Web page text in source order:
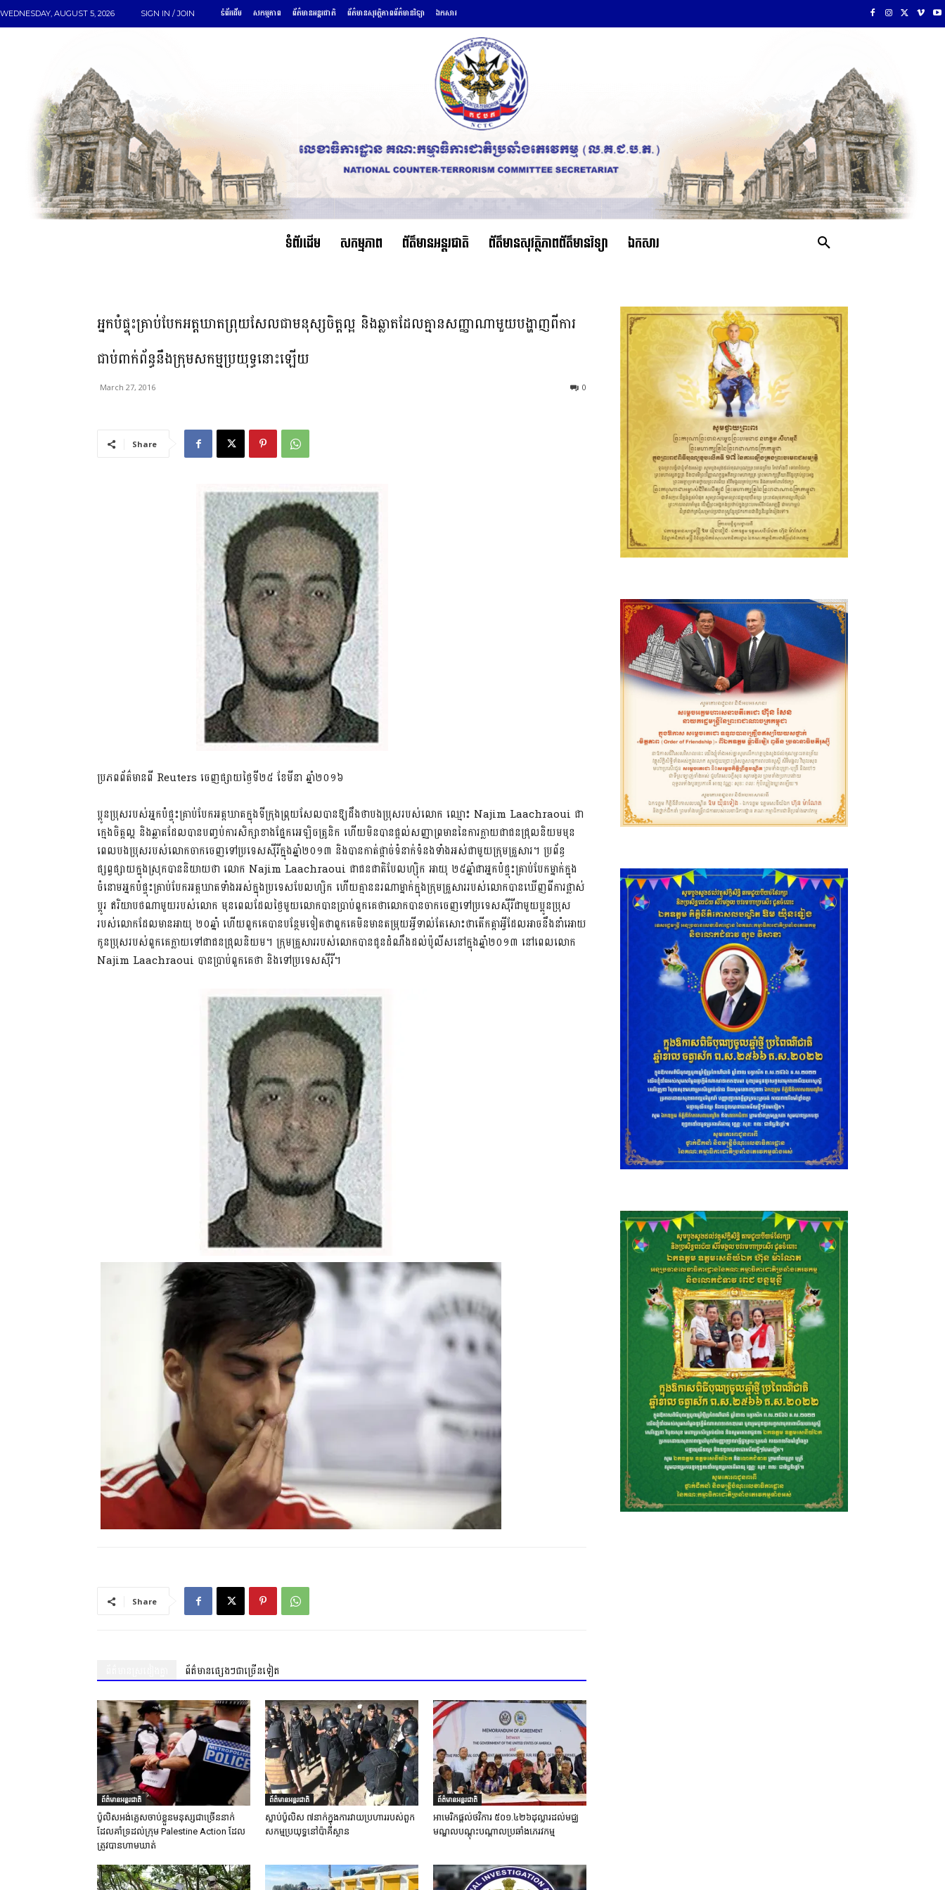
WEDNESDAY, AUGUST 5, 2026 SIGN IN / JOIN ទំព័រដើម សកម្មភាព ព័ត៌មានអន្តរជាតិ ព័ត៌មានសុវត្ថិភាពព័ត៌មានវិទ្យា ឯកសារ
ទំព័រដើម សកម្មភាព ព័ត៌មានអន្តរជាតិ ព័ត៌មានសុវត្ថិភាពព័ត៌មានវិទ្យា ឯកសារ
អ្នកបំផ្ទុះគ្រាប់បែកអត្តឃាតព្រុយសែលជាមនុស្សចិត្តល្អ និងឆ្លាតដែលគ្មានសញ្ញាណាមួយបង្ហាញពីការ
ជាប់ពាក់ព័ន្ធនឹងក្រុមសកម្មប្រយុទ្ធនោះឡើយ
March 27, 2016 0
Share
ប្រភពព័ត៌មានពី Reuters ចេញផ្សាយថ្ងៃទី​២៥ ខែមីនា ឆ្នាំ​២០១៦
ប្អូនប្រុសរបស់អ្នកបំផ្ទុះគ្រាប់បែកអត្តឃាតក្នុងទីក្រុងព្រុយសែលបានឱ្យដឹងថាបងប្រុសរបស់​​លោក ឈ្មោះ Najim Laachraoui ជា
ក្មេងចិត្តល្អ និងឆ្លាតដែលបានបញ្ចប់ការសិក្សាខាងផ្នែក​អេឡិចត្រូនិក ហើយមិនបានផ្តល់សញ្ញាព្រមាននៃការក្លាយជាជនជ្រុលនិយមមុន
ពេលបង​ប្រុស​របស់លោកចាកចេញទៅប្រទេសស៊ីរីក្នុងឆ្នាំ២០១៣ និងបានកាត់ផ្តាច់ទំនាក់ទំនងទាំងអស់ជាមួយក្រុមគ្រួសារ។ ប្រព័ន្ធ
ផ្សព្វផ្សាយក្នុងស្រុកបាននិយាយថា លោក Najim Laachraoui ជាជនជាតិបែលហ្ស៊ិក អាយុ ២៥ឆ្នាំជាអ្នកបំផ្ទុះគ្រាប់បែកម្នាក់ក្នុង
ចំនោមអ្នកបំផ្ទុះគ្រាប់​បែក​អត្តឃាតទាំងអស់ក្នុងប្រទេសបែលហ្សិក ហើយ​គ្មា​ននរណាម្នាក់ក្នុងក្រុមគ្រួសាររបស់លោកបានឃើញពីការផ្លាស់
ប្តូរ ឥរិយាបថណាមួយរបស់លោក មុនពេលដែលថ្ងៃមួយលោកបានប្រាប់ពួកគេថាលោកបានចាកចេញទៅប្រទេសស៊ីរីជាមួយប្អូនប្រុស
របស់លោកដែលមានអាយុ ២០ឆ្នាំ ហើយពួកគេបានបន្ថែមទៀតថាពួកគេមិនមានតម្រុយអ្វីទាល់តែសោះថាតើកត្តាអ្វីដែលអាច​នឹងនាំអោយ
កូនប្រុសរបស់ពួកគេក្លាយទៅជាជនជ្រុលនិយម។ ក្រុមគ្រួសាររបស់លោកបានជូនដំណឹងដល់ប៉ូលីសនៅក្នុងឆ្នាំ២០១៣ នៅពេលលោក
Najim Laachraoui បានប្រាប់ពួកគេថា និងទៅប្រទេសស៊ីរី។
Share
ព័ត៌មានផ្សេងៗជាច្រើនទៀត
ព័ត៌មានអន្តរជាតិ
ប៉ូលិសអង់គ្លេសចាប់ខ្លួនមនុស្សជាច្រើននាក់
ដែលគាំទ្រដល់ក្រុម Palestine Action ដែល
ត្រូវបានហាមឃាត់
ព័ត៌មានអន្តរជាតិ
ស្លាប់ប៉ូលិស ៧នាក់ក្នុងការវាយប្រហាររបស់ពួក
សកម្មប្រយុទ្ធនៅប៉ាគីស្ថាន
ព័ត៌មានអន្តរជាតិ
អាមេរិកផ្តល់ថវិការ ៥០១.៤២៦ដុល្លារដល់មជ្ឈ
មណ្ឌលបណ្តុះបណ្តាលប្រឆាំងភេរវកម្ម